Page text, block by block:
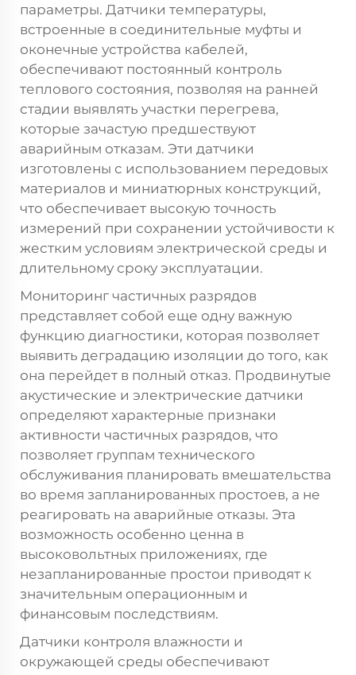
параметры. Датчики температуры,
встроенные в соединительные муфты и
оконечные устройства кабелей,
обеспечивают постоянный контроль
теплового состояния, позволяя на ранней
стадии выявлять участки перегрева,
которые зачастую предшествуют
аварийным отказам. Эти датчики
изготовлены с использованием передовых
материалов и миниатюрных конструкций,
что обеспечивает высокую точность
измерений при сохранении устойчивости к
жестким условиям электрической среды и
длительному сроку эксплуатации.
Мониторинг частичных разрядов
представляет собой еще одну важную
функцию диагностики, которая позволяет
выявить деградацию изоляции до того, как
она перейдет в полный отказ. Продвинутые
акустические и электрические датчики
определяют характерные признаки
активности частичных разрядов, что
позволяет группам технического
обслуживания планировать вмешательства
во время запланированных простоев, а не
реагировать на аварийные отказы. Эта
возможность особенно ценна в
высоковольтных приложениях, где
незапланированные простои приводят к
значительным операционным и
финансовым последствиям.
Датчики контроля влажности и
окружающей среды обеспечивают